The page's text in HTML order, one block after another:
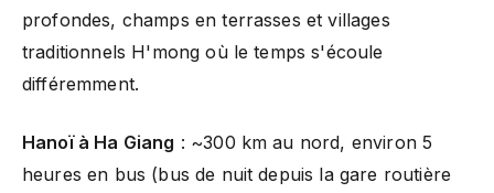
profondes, champs en terrasses et villages
traditionnels H'mong où le temps s'écoule
différemment.
Hanoï à Ha Giang : ~300 km au nord, environ 5
heures en bus (bus de nuit depuis la gare routière